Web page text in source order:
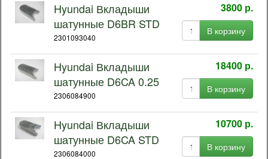
Hyundai Вкладыши
шатунные D6BR STD
2301093040
3800 р.
В корзину
Hyundai Вкладыши
шатунные D6CA 0.25
2306084900
18400 р.
В корзину
Hyundai Вкладыши
шатунные D6CA STD
2306084000
10700 р.
В корзину